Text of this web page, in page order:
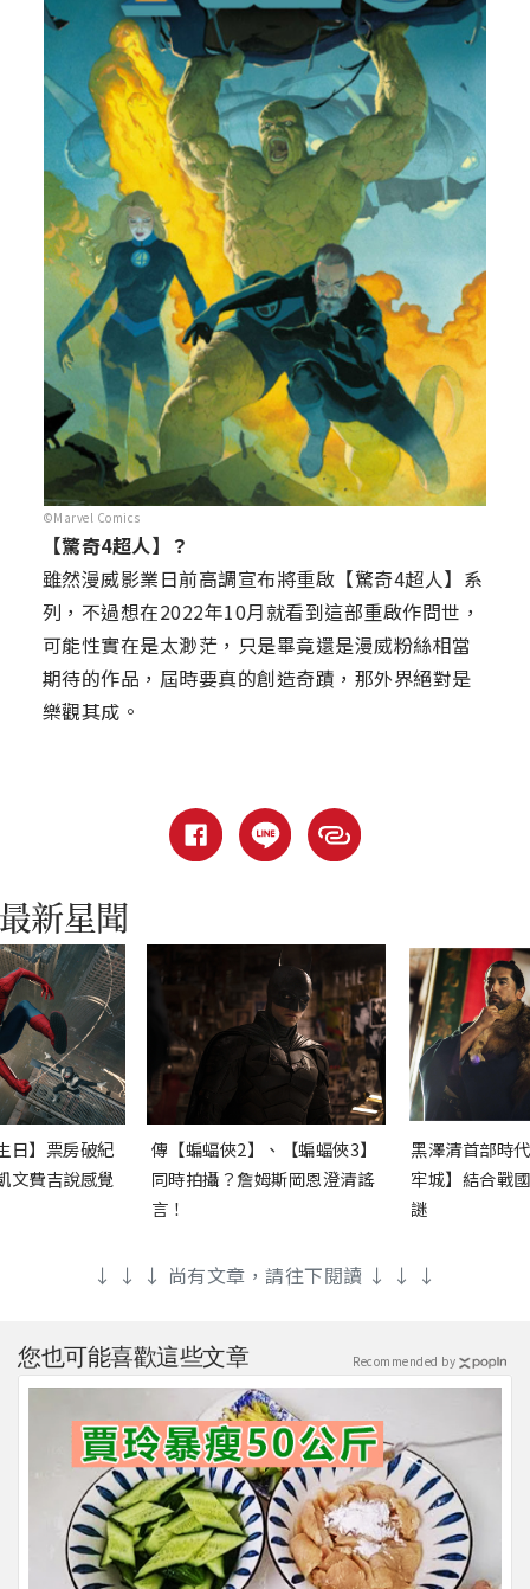
©Marvel Comics
【驚奇4超人】？
雖然漫威影業日前高調宣布將重啟【驚奇4超人】系
列，不過想在2022年10月就看到這部重啟作問世，
可能性實在是太渺茫，只是畢竟還是漫威粉絲相當
期待的作品，屆時要真的創造奇蹟，那外界絕對是
樂觀其成。
日】票房破紀
文費吉說感覺
傳【蝙蝠俠2】、【蝙蝠俠3】
同時拍攝？詹姆斯岡恩澄清謠
言！
黑澤清首部時
牢城】結合戰
謎
↓ ↓ ↓ 尚有文章，請往下閱讀 ↓ ↓ ↓
您也可能喜歡這些文章 Recommended by